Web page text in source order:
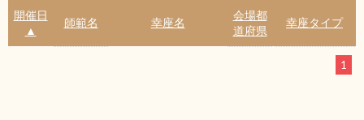
開催日
▲
師範名 幸座名
会場都
道府県
幸座タイプ
1